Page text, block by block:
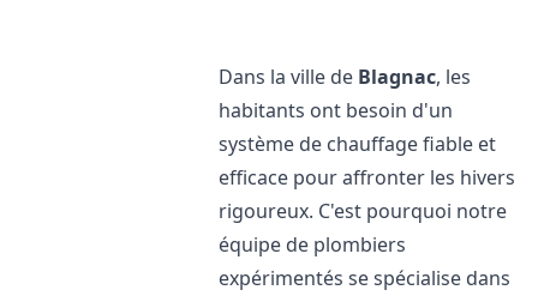
Dans la ville de Blagnac, les
habitants ont besoin d'un
système de chauffage fiable et
efficace pour affronter les hivers
rigoureux. C'est pourquoi notre
équipe de plombiers
expérimentés se spécialise dans